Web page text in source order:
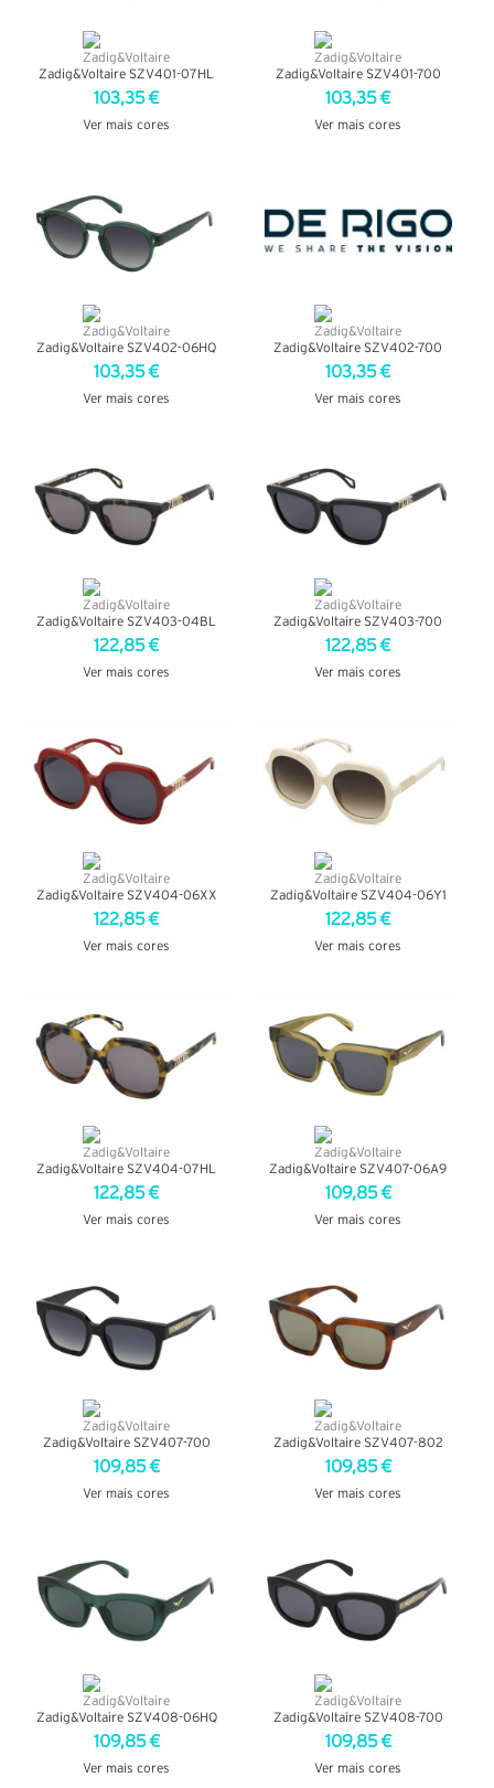
Zadig&Voltaire SZV401-07HL
103,35 €
Ver mais cores
Zadig&Voltaire SZV401-700
103,35 €
Ver mais cores
Zadig&Voltaire SZV402-06HQ
103,35 €
Ver mais cores
Zadig&Voltaire SZV402-700
103,35 €
Ver mais cores
Zadig&Voltaire SZV403-04BL
122,85 €
Ver mais cores
Zadig&Voltaire SZV403-700
122,85 €
Ver mais cores
Zadig&Voltaire SZV404-06XX
122,85 €
Ver mais cores
Zadig&Voltaire SZV404-06Y1
122,85 €
Ver mais cores
Zadig&Voltaire SZV404-07HL
122,85 €
Ver mais cores
Zadig&Voltaire SZV407-06A9
109,85 €
Ver mais cores
Zadig&Voltaire SZV407-700
109,85 €
Ver mais cores
Zadig&Voltaire SZV407-802
109,85 €
Ver mais cores
Zadig&Voltaire SZV408-06HQ
109,85 €
Ver mais cores
Zadig&Voltaire SZV408-700
109,85 €
Ver mais cores